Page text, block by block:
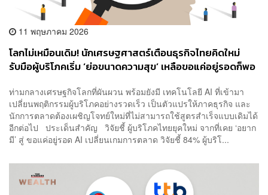
11 พฤษภาคม 2026
โลกไม่เหมือนเดิม! นักเศรษฐศาสตร์เตือนธุรกิจไทยคิดใหม่
รับมือผู้บริโภคเริ่ม ‘ย่อขนาดความสุข’ เหลือขอแค่อยู่รอดก็พอ
ท่ามกลางเศรษฐกิจโลกที่ผันผวน พร้อมยังมี เทคโนโลยี AI ที่เข้ามา
เปลี่ยนพฤติกรรมผู้บริโภคอย่างรวดเร็ว เป็นตัวแปรให้ภาคธุรกิจ และ
นักการตลาดต้องเผชิญโจทย์ใหม่ที่ไม่สามารถใช้สูตรสำเร็จแบบเดิมได้
อีกต่อไป ประเด็นสำคัญ วิจัยชี้ ผู้บริโภคไทยยุคใหม่ จากที่เคย ‘อยาก
มี’ สู่ ขอแค่อยู่รอด AI เปลี่ยนเกมการตลาด วิจัยชี้ 84% ผู้บริโ...